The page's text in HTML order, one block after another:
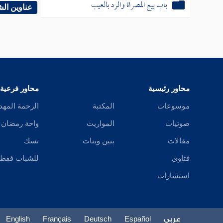
باب بيع المصراة والرد بالعيب
قال :
وفي
(
[ص:566 ]
أو
عناوين
محاور رئيسية
موسوعات
صوتيات
مقالات
فتاوى
استشارات
المكتبة
المواريث
بنين وبنات
محاور فرعية
الرحمة
واحة رمضان
نسك
للشباب فقط
عربي Español
Deutsch
Français
English